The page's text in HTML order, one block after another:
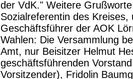
der VdK." Weitere
Sozialreferentin des
Geschäftsführer der AOK
Wahlen: Die Versammlung
Amt, nur Beisitzer Helmut
geschäftsführenden
Vorsitzender), Fridolin